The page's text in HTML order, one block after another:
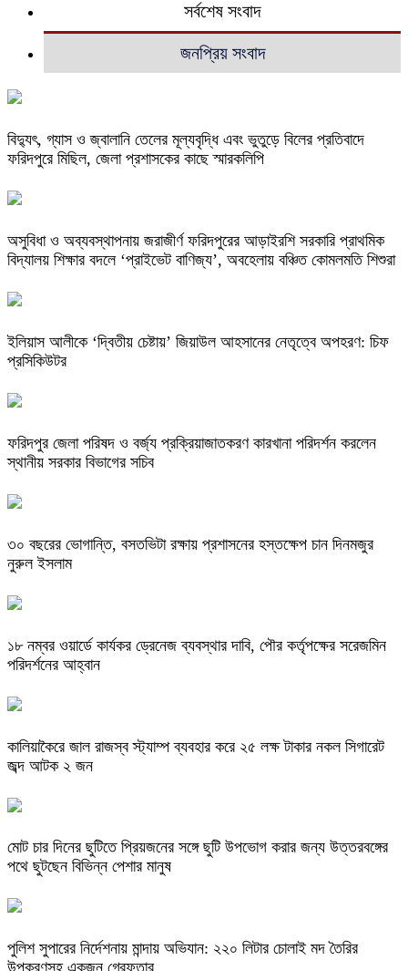
সর্বশেষ সংবাদ
জনপ্রিয় সংবাদ
বিদ্যুৎ, গ্যাস ও জ্বালানি তেলের মূল্যবৃদ্ধি এবং ভুতুড়ে বিলের প্রতিবাদে
ফরিদপুরে মিছিল, জেলা প্রশাসকের কাছে স্মারকলিপি
অসুবিধা ও অব্যবস্থাপনায় জরাজীর্ণ ফরিদপুরের আড়াইরশি সরকারি প্রাথমিক
বিদ্যালয় শিক্ষার বদলে ‘প্রাইভেট বাণিজ্য’, অবহেলায় বঞ্চিত কোমলমতি শিশুরা
ইলিয়াস আলীকে ‘দ্বিতীয় চেষ্টায়’ জিয়াউল আহসানের নেতৃত্বে অপহরণ: চিফ
প্রসিকিউটর
ফরিদপুর জেলা পরিষদ ও বর্জ্য প্রক্রিয়াজাতকরণ কারখানা পরিদর্শন করলেন
স্থানীয় সরকার বিভাগের সচিব
৩০ বছরের ভোগান্তি, বসতভিটা রক্ষায় প্রশাসনের হস্তক্ষেপ চান দিনমজুর
নুরুল ইসলাম
১৮ নম্বর ওয়ার্ডে কার্যকর ড্রেনেজ ব্যবস্থার দাবি, পৌর কর্তৃপক্ষের সরেজমিন
পরিদর্শনের আহ্বান
কালিয়াকৈরে জাল রাজস্ব স্ট্যাম্প ব্যবহার করে ২৫ লক্ষ টাকার নকল সিগারেট
জব্দ আটক ২ জন
মোট চার দিনের ছুটিতে প্রিয়জনের সঙ্গে ছুটি উপভোগ করার জন্য উত্তরবঙ্গের
পথে ছুটছেন বিভিন্ন পেশার মানুষ
পুলিশ সুপারের নির্দেশনায় মান্দায় অভিযান: ২২০ লিটার চোলাই মদ তৈরির